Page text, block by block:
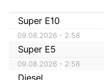
Super E10
09.08.2026 - 2:58
Super E5
09.08.2026 - 2:58
Diesel